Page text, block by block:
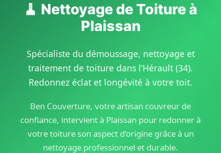
🧹 Nettoyage de Toiture à
Plaissan
Spécialiste du démoussage, nettoyage et
traitement de toiture dans l’Hérault (34).
Redonnez éclat et longévité à votre toit.
Ben Couverture, votre artisan couvreur de
confiance, intervient à Plaissan pour redonner à
votre toiture son aspect d’origine grâce à un
nettoyage professionnel et durable.